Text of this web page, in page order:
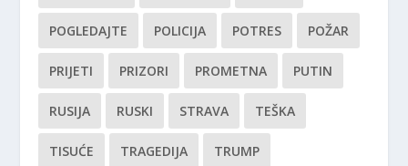
POGLEDAJTE POLICIJA POTRES POŽAR
PRIJETI PRIZORI PROMETNA PUTIN
RUSIJA RUSKI STRAVA TEŠKA
TISUĆE TRAGEDIJA TRUMP